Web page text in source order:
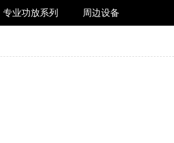
专业功放系列 周边设备